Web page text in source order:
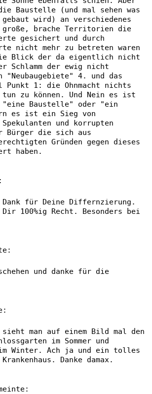
Baustelle (und mal sehen was
wird) an verschiedenes
große, brache Territorien die
gesichert und durch
nicht mehr zu betreten waren
Blick der da eigentlich nicht
Schlamm der ewig nicht
"Neubaugebiete" 4. und das
1: die Ohnmacht nichts
tun zu können. Und Nein es ist
"eine Baustelle" oder "ein
es ist ein Sieg von
und korrupten
Bürger die sich aus
Gründen gegen dieses
haben.
für Deine Differnzierung.
100%ig Recht. Besonders bei
und danke für die
man auf einem Bild mal den
im Sommer und
Winter. Ach ja und ein tolles
Danke damax.